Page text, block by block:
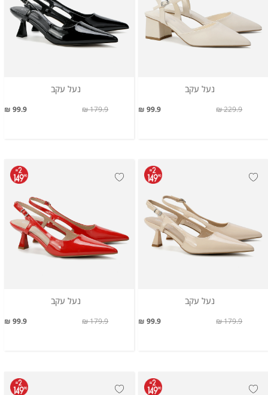
נעל עקב
99.9 ₪ 229.9 ₪
נעל עקב
99.9 ₪ 179.9 ₪
נעל עקב
99.9 ₪ 179.9 ₪
נעל עקב
99.9 ₪ 179.9 ₪